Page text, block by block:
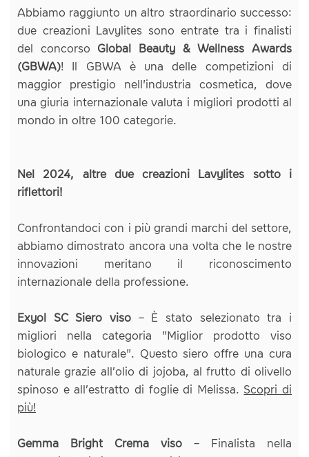
Abbiamo raggiunto un altro straordinario successo:
due creazioni Lavylites sono entrate tra i finalisti
del concorso Global Beauty & Wellness Awards
(GBWA)! Il GBWA è una delle competizioni di
maggior prestigio nell'industria cosmetica, dove
una giuria internazionale valuta i migliori prodotti al
mondo in oltre 100 categorie.
Nel 2024, altre due creazioni Lavylites sotto i
riflettori!
Confrontandoci con i più grandi marchi del settore,
abbiamo dimostrato ancora una volta che le nostre
innovazioni meritano il riconoscimento
internazionale della professione.
Exyol SC Siero viso – È stato selezionato tra i
migliori nella categoria "Miglior prodotto viso
biologico e naturale". Questo siero offre una cura
naturale grazie all’olio di jojoba, al frutto di olivello
spinoso e all’estratto di foglie di Melissa. Scopri di
più!
Gemma Bright Crema viso – Finalista nella